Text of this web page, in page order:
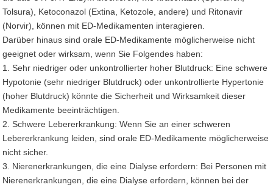
Tolsura), Ketoconazol (Extina, Ketozole, andere) und Ritonavir
(Norvir), können mit ED-Medikamenten interagieren.
Darüber hinaus sind orale ED-Medikamente möglicherweise nicht
geeignet oder wirksam, wenn Sie Folgendes haben:
1. Sehr niedriger oder unkontrollierter hoher Blutdruck: Eine schwere
Hypotonie (sehr niedriger Blutdruck) oder unkontrollierte Hypertonie
(hoher Blutdruck) könnte die Sicherheit und Wirksamkeit dieser
Medikamente beeinträchtigen.
2. Schwere Lebererkrankung: Wenn Sie an einer schweren
Lebererkrankung leiden, sind orale ED-Medikamente möglicherweise
nicht sicher.
3. Nierenerkrankungen, die eine Dialyse erfordern: Bei Personen mit
Nierenerkrankungen, die eine Dialyse erfordern, können bei der